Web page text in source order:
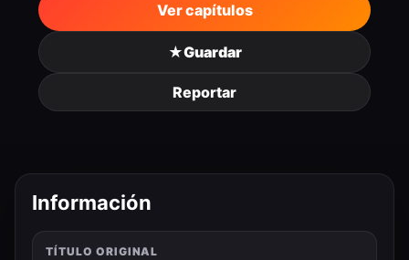
Ver capítulos
★Guardar
Reportar
Información
TÍTULO ORIGINAL